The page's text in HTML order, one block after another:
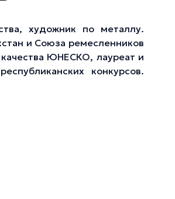
художник по металлу.
и Союза ремесленников
ЮНЕСКО, лауреат и
конкурсов.